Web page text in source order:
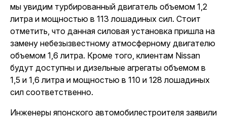
мы увидим турбированный двигатель объемом 1,2
литра и мощностью в 113 лошадиных сил. Стоит
отметить, что данная силовая установка пришла на
замену небезызвестному атмосферному двигателю
объемом 1,6 литра. Кроме того, клиентам Nissan
будут доступны и дизельные агрегаты объемом в
1,5 и 1,6 литра и мощностью в 110 и 128 лошадиных
сил соответственно.
Инженеры японского автомобилестроителя заявили